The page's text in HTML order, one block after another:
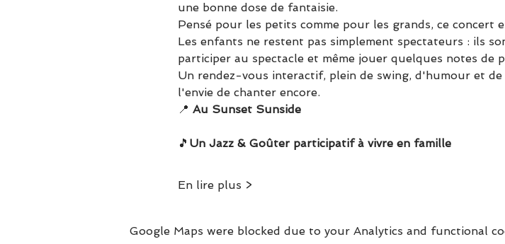
une bonne dose de fantaisie.
Pensé pour les petits comme pour les grands, ce concert
Les enfants ne restent pas simplement spectateurs : ils
participer au spectacle et même jouer quelques notes de
Un rendez-vous interactif, plein de swing, d'humour et
l'envie de chanter encore.
📍 Au Sunset Sunside
🎵 Un Jazz & Goûter participatif à vivre en famille
En lire plus >
Google Maps were blocked due to your Analytics and functional